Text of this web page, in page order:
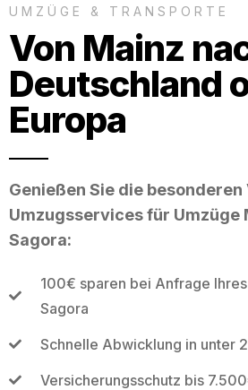
UMZÜGE & TRANSPORTE
Von Mainz
Deutschland
Europa
Genießen Sie die
Umzugsservices für Umzüge
Sagora:
100€ sparen bei Anfrage
Sagora
Schnelle Abwicklung in unter
Versicherungsschutz bis